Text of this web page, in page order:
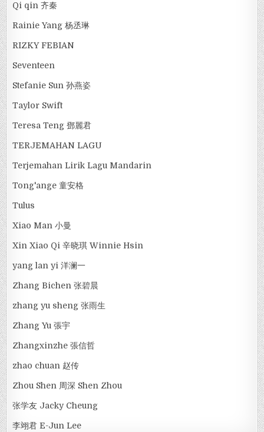
Qi qin 齐秦
Rainie Yang 杨丞琳
RIZKY FEBIAN
Seventeen
Stefanie Sun 孙燕姿
Taylor Swift
Teresa Teng 鄧麗君
TERJEMAHAN LAGU
Terjemahan Lirik Lagu Mandarin
Tong'ange 童安格
Tulus
Xiao Man 小曼
Xin Xiao Qi 辛晓琪 Winnie Hsin
yang lan yi 洋澜一
Zhang Bichen 张碧晨
zhang yu sheng 张雨生
Zhang Yu 張宇
Zhangxinzhe 張信哲
zhao chuan 赵传
Zhou Shen 周深 Shen Zhou
张学友 Jacky Cheung
李翊君 E-Jun Lee